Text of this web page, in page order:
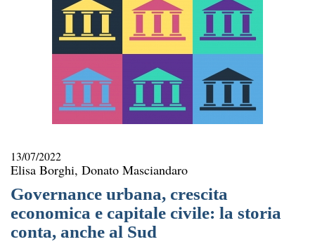
13/07/2022
Elisa Borghi, Donato Masciandaro
Governance urbana, crescita
economica e capitale civile: la storia
conta, anche al Sud